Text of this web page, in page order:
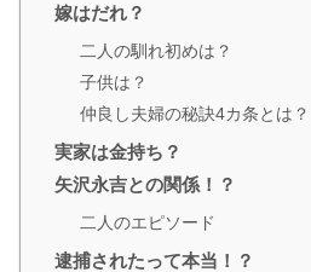
嫁はだれ？
二人の馴れ初めは？
子供は？
仲良し夫婦の秘訣4カ条とは？
実家は金持ち？
矢沢永吉との関係！？
二人のエピソード
逮捕されたって本当！？